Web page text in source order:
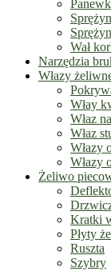
Wał
Narzędzia
Włazy
Włay
Właz
Właz
Włazy
Włazy
Żeliwo
Kratki
Płyty
Ruszta
Szybry